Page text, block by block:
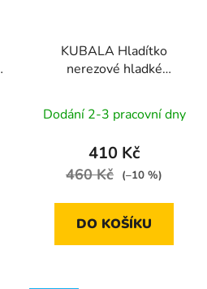
KUBALA Hladítko
nerezové hladké
mm
Dodání 2-3 pracovní dny
410 Kč
460 Kč (–10 %)
DO KOŠÍKU